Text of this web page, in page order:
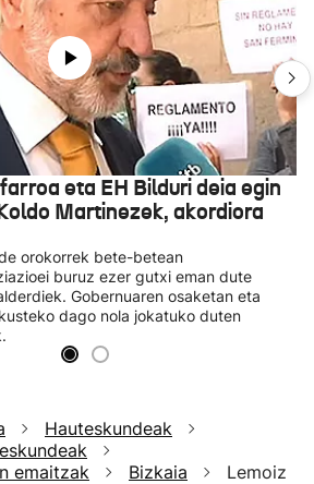
eta EH Bilduri deia egin
Martinezek, akordiora
orokorrek bete-betean
buruz ezer gutxi eman dute
Gobernuaren osaketan eta
dago nola jokatuko duten
Hauteskundeak
emaitzak
Bizkaia Lemoiz